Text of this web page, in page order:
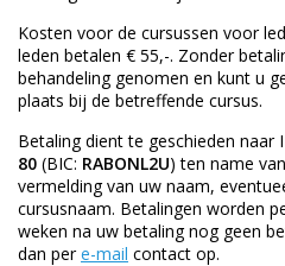
Kosten voor de cursussen voor
leden betalen € 55,-. Zonder
behandeling genomen en kunt u
plaats bij de betreffende cursus.
Betaling dient te geschieden naar
80 (BIC: RABONL2U) ten name
vermelding van uw naam,
cursusnaam. Betalingen worden
weken na uw betaling nog geen
dan pere-mail contact op.